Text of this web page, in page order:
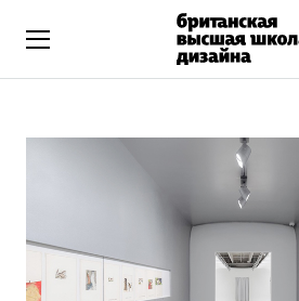
Подготовительные курсы
Бизнес и маркетинг
Все программы